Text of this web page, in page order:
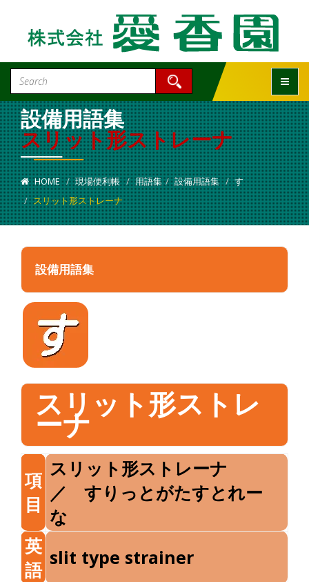
設備用語集
スリット形ストレーナ
HOME 現場便利帳 用語集 設備用語集
す
スリット形ストレーナ
設備用語集
スリット形ストレ
ーナ
項
目
スリット形ストレーナ
／ すりっとがたすとれー
な
英
語
slit type strainer